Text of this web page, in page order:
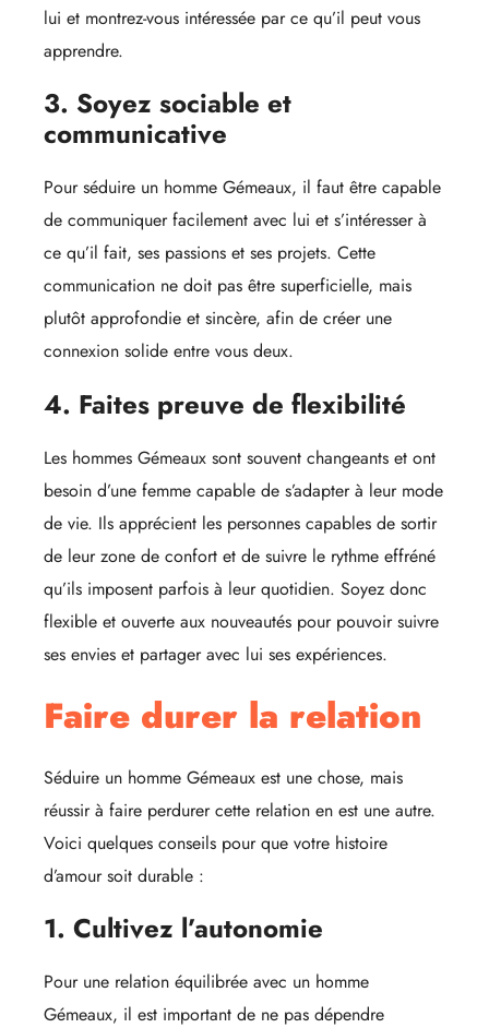
lui et montrez-vous intéressée par ce qu’il peut vous
apprendre.
3. Soyez sociable et
communicative
Pour séduire un homme Gémeaux, il faut être capable
de communiquer facilement avec lui et s’intéresser à
ce qu’il fait, ses passions et ses projets. Cette
communication ne doit pas être superficielle, mais
plutôt approfondie et sincère, afin de créer une
connexion solide entre vous deux.
4. Faites preuve de flexibilité
Les hommes Gémeaux sont souvent changeants et ont
besoin d’une femme capable de s’adapter à leur mode
de vie. Ils apprécient les personnes capables de sortir
de leur zone de confort et de suivre le rythme effréné
qu’ils imposent parfois à leur quotidien. Soyez donc
flexible et ouverte aux nouveautés pour pouvoir suivre
ses envies et partager avec lui ses expériences.
Faire durer la relation
Séduire un homme Gémeaux est une chose, mais
réussir à faire perdurer cette relation en est une autre.
Voici quelques conseils pour que votre histoire
d’amour soit durable :
1. Cultivez l’autonomie
Pour une relation équilibrée avec un homme
Gémeaux, il est important de ne pas dépendre